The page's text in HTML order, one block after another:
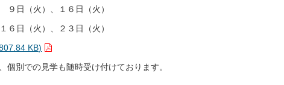
火）、１６日（火）
火）、２３日（火）
KB)
個別での見学も随時受け付けております。